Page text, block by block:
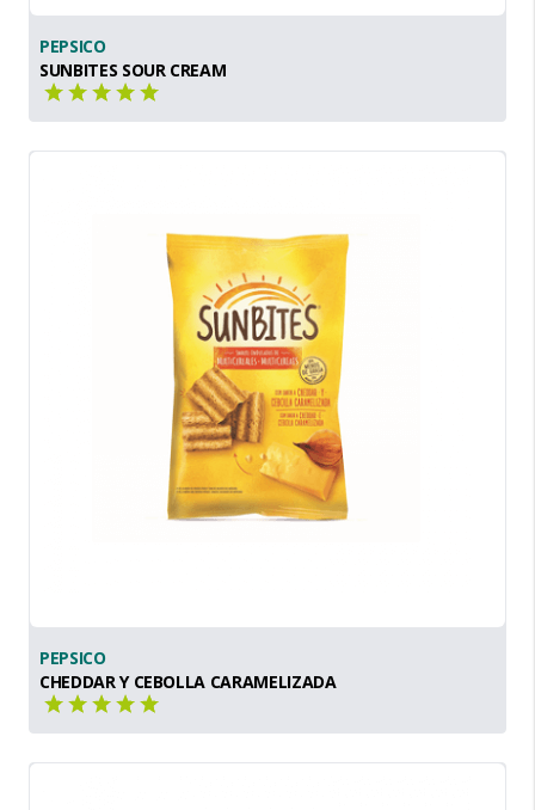
PEPSICO
SUNBITES SOUR CREAM
PEPSICO
CHEDDAR Y CEBOLLA CARAMELIZADA